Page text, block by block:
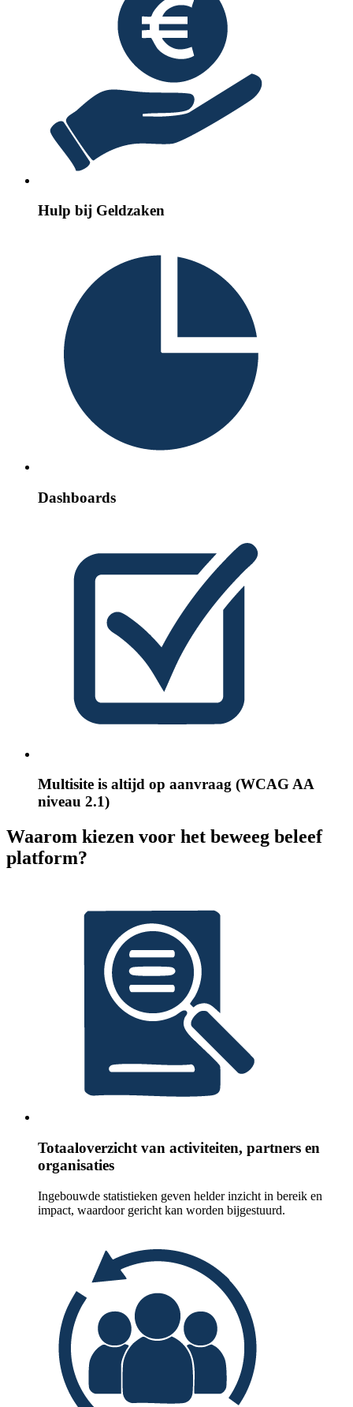
Hulp bij Geldzaken
Dashboards
Multisite is altijd op aanvraag (WCAG AA
niveau 2.1)
Waarom kiezen voor het beweeg beleef
platform?
Totaaloverzicht van activiteiten, partners en
organisaties
Ingebouwde statistieken geven helder inzicht in bereik en
impact, waardoor gericht kan worden bijgestuurd.